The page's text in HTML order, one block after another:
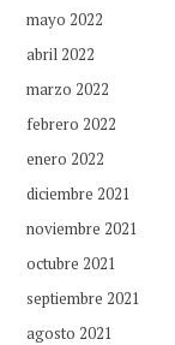
mayo 2022
abril 2022
marzo 2022
febrero 2022
enero 2022
diciembre 2021
noviembre 2021
octubre 2021
septiembre 2021
agosto 2021